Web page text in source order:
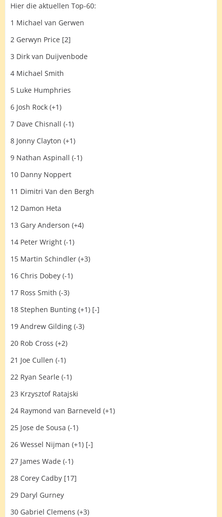
Hier die aktuellen Top-60:
1 Michael van Gerwen
2 Gerwyn Price [2]
3 Dirk van Duijvenbode
4 Michael Smith
5 Luke Humphries
6 Josh Rock (+1)
7 Dave Chisnall (-1)
8 Jonny Clayton (+1)
9 Nathan Aspinall (-1)
10 Danny Noppert
11 Dimitri Van den Bergh
12 Damon Heta
13 Gary Anderson (+4)
14 Peter Wright (-1)
15 Martin Schindler (+3)
16 Chris Dobey (-1)
17 Ross Smith (-3)
18 Stephen Bunting (+1) [-]
19 Andrew Gilding (-3)
20 Rob Cross (+2)
21 Joe Cullen (-1)
22 Ryan Searle (-1)
23 Krzysztof Ratajski
24 Raymond van Barneveld (+1)
25 Jose de Sousa (-1)
26 Wessel Nijman (+1) [-]
27 James Wade (-1)
28 Corey Cadby [17]
29 Daryl Gurney
30 Gabriel Clemens (+3)